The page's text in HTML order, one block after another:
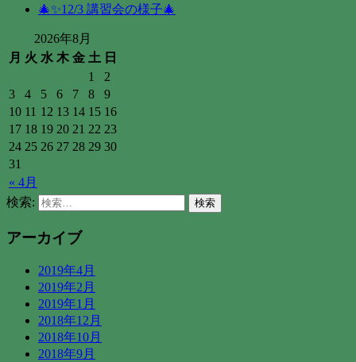
🎄✨12/3 講習会の様子🎄
2026年8月
月 火 水 木 金 土 日
« 4月
1
2
3
4 5 6 7 8
9
10 11 12 13 14 15 16
17 18 19 20 21 22 23
24 25 26 27 28 29 30
31
検索:
アーカイブ
2019年4月
2019年2月
2019年1月
2018年12月
2018年10月
2018年9月